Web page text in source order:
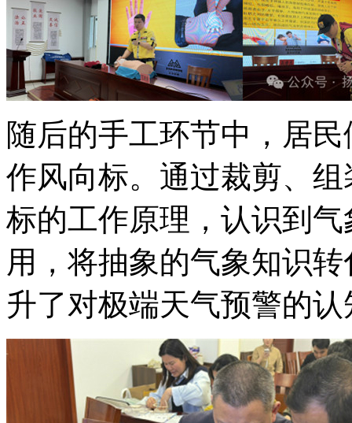
随后的手工环节中，居
作风向标。通过裁剪、
标的工作原理，认识到
用，将抽象的气象知识
升了对极端天气预警的